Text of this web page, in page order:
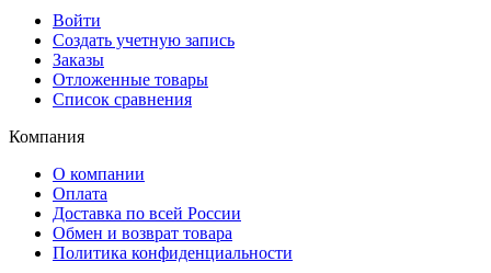
Войти
Создать учетную запись
Заказы
Отложенные товары
Список сравнения
Компания
О компании
Оплата
Доставка по всей России
Обмен и возврат товара
Политика конфиденциальности